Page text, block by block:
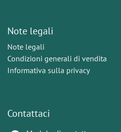
Note legali
Note legali
Condizioni generali di vendita
Informativa sulla privacy
Contattaci